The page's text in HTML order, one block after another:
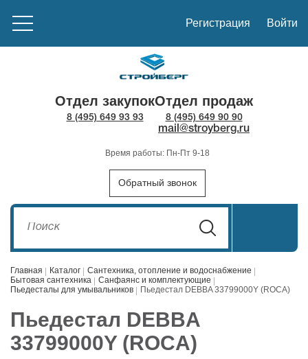
Регистрация Войти
Отдел закупок
8 (495) 649 93 93
Отдел продаж
8 (495) 649 90 90
mail@stroyberg.ru
Время работы: Пн-Пт 9-18
Обратный звонок
Главная Каталог
Сантехника, отопление и водоснабжение
Бытовая сантехника
Санфаянс и комплектующие
Пьедесталы для умывальников
Пьедестал DEBBA 33799000Y (ROCA)
Пьедестал DEBBA
33799000Y (ROCA)